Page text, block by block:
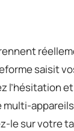
saisit
l’hésitation
le sur votre